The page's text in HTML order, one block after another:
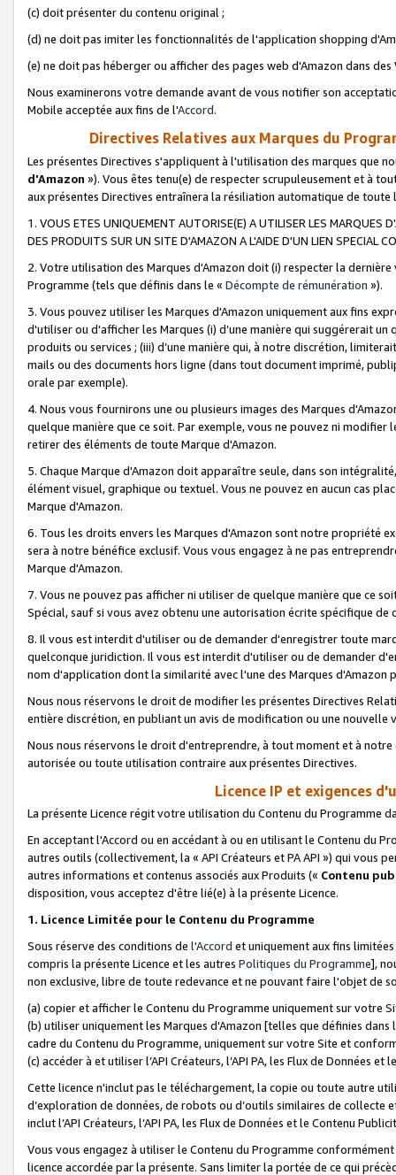
(c) doit présenter du contenu original ;
(d) ne doit pas imiter les fonctionnalités de l'application shopping
(e) ne doit pas héberger ou afficher des pages web d'Amazon dans
Nous examinerons votre demande avant de vous notifier son
Mobile acceptée aux fins de l'Accord.
Directives Relatives aux Marques du
Les présentes Directives s'appliquent à l'utilisation des marques que
d'Amazon »). Vous êtes tenu(e) de respecter scrupuleusement et à
aux présentes Directives entraînera la résiliation automatique de
1. VOUS ETES UNIQUEMENT AUTORISE(E) A UTILISER LES MARQUES
DES PRODUITS SUR UN SITE D'AMAZON A L'AIDE D'UN LIEN SPECIAL
2. Votre utilisation des Marques d'Amazon doit (i) respecter la
Programme (tels que définis dans le « Décompte de rémunération »).
3. Vous pouvez utiliser les Marques d'Amazon uniquement aux fins
d'utiliser ou d'afficher les Marques (i) d’une manière qui suggérerait
produits ou services ; (iii) d’une manière qui, à notre discrétion,
mails ou des documents hors ligne (dans tout document imprimé,
orale par exemple).
4. Nous vous fournirons une ou plusieurs images des Marques
quelque manière que ce soit. Par exemple, vous ne pouvez ni
retirer des éléments de toute Marque d'Amazon.
5. Chaque Marque d'Amazon doit apparaître seule, dans son
élément visuel, graphique ou textuel. Vous ne pouvez en aucun cas
Marque d'Amazon.
6. Tous les droits envers les Marques d'Amazon sont notre propriété
sera à notre bénéfice exclusif. Vous vous engagez à ne pas
Marque d'Amazon.
7. Vous ne pouvez pas afficher ni utiliser de quelque manière que ce
Spécial, sauf si vous avez obtenu une autorisation écrite spécifique de
8. Il vous est interdit d'utiliser ou de demander d'enregistrer toute
quelconque juridiction. Il vous est interdit d'utiliser ou de demander
nom d'application dont la similarité avec l'une des Marques
Nous nous réservons le droit de modifier les présentes Directives
entière discrétion, en publiant un avis de modification ou une nouvelle
Nous nous réservons le droit d'entreprendre, à tout moment et à
autorisée ou toute utilisation contraire aux présentes Directives.
Licence IP et exigences
La présente Licence régit votre utilisation du Contenu du Programme
En acceptant l'Accord ou en accédant à ou en utilisant le Contenu du
autres outils (collectivement, la « API Créateurs et PA API ») qui vous
autres informations et contenus associés aux Produits (« Contenu
disposition, vous acceptez d'être lié(e) à la présente Licence.
1. Licence Limitée pour le Contenu du Programme
Sous réserve des conditions de l'Accord et uniquement aux fins
compris la présente Licence et les autres Politiques du Programme],
non exclusive, libre de toute redevance et ne pouvant faire l'objet de
(a) copier et afficher le Contenu du Programme uniquement sur votre
(b) utiliser uniquement les Marques d'Amazon [telles que définies dans
cadre du Contenu du Programme, uniquement sur votre Site et
(c) accéder à et utiliser l’API Créateurs, l’API PA, les Flux de Données
Cette licence n'inclut pas le téléchargement, la copie ou toute autre
d’exploration de données, de robots ou d’outils similaires de
inclut l’API Créateurs, l’API PA, les Flux de Données et le Contenu
Vous vous engagez à utiliser le Contenu du Programme
licence accordée par la présente. Sans limiter la portée de ce qui